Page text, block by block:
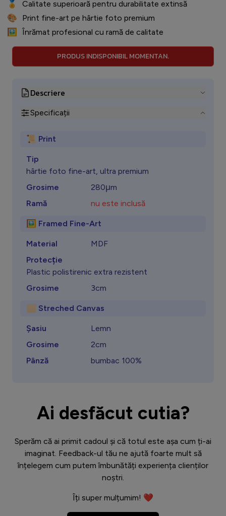
🏅
️ Calitate superioară pentru durabilitate extinsă
🎨
️ Print fine-art pe hârtie foto premium
🖼️
️ Înrămat profesional cu ramă de calitate
PRODUS INDISPONIBIL MOMENTAN.
Descriere
Specificații
📜 Print
Tip
hârtie foto fine-art, ultra premium
Grosime
280μm
Ramă
nu este inclusă
🖼️ Framed Fine-Art
Material
MDF
Protecţie
Plastic polistirenic extra rezistent
Grosime
3cm
🏻 Streched Canvas
Șasiu
Lemn
Grosime
2cm
Pânză
bumbac 100%
Ai desfăcut cutia?
Sperăm că ai primit cadoul și că totul este așa cum ți-ai
imaginat. Feedback-ul tău ne ajută foarte mult să
înțelegem cum putem îmbunătăți experiența clienților
noștri.
Îți super mulțumim! ❤️